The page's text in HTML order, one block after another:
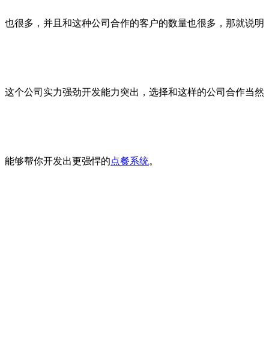
也很多，并且和这种公司合作的客户的数量也很多，那就说明
这个公司实力强劲开发能力突出，选择和这样的公司合作当然
能够帮你开发出更强悍的点餐系统。